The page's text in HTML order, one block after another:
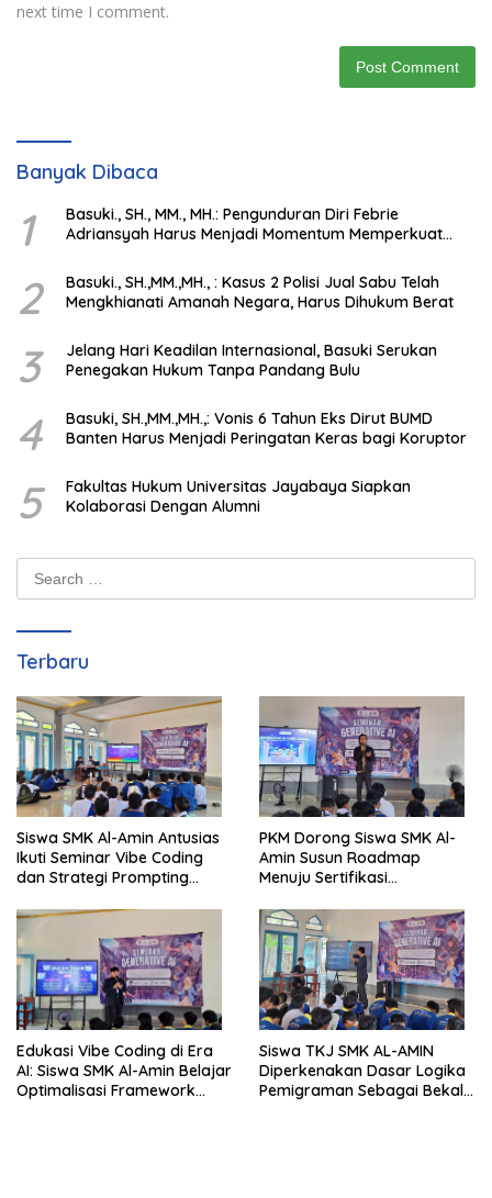
next time I comment.
Banyak Dibaca
1
Basuki., SH., MM., MH.: Pengunduran Diri Febrie
Adriansyah Harus Menjadi Momentum Memperkuat
2
Basuki., SH.,MM.,MH., : Kasus 2 Polisi Jual Sabu Telah
Mengkhianati Amanah Negara, Harus Dihukum Berat
3
Jelang Hari Keadilan Internasional, Basuki Serukan
Penegakan Hukum Tanpa Pandang Bulu
4
Basuki, SH.,MM.,MH.,: Vonis 6 Tahun Eks Dirut BUMD
Banten Harus Menjadi Peringatan Keras bagi Koruptor
5
Fakultas Hukum Universitas Jayabaya Siapkan
Kolaborasi Dengan Alumni
Search
for:
Terbaru
Siswa SMK Al-Amin Antusias
Ikuti Seminar Vibe Coding
dan Strategi Prompting
PKM Dorong Siswa SMK Al-
Amin Susun Roadmap
Menuju Sertifikasi
MikroTik
Edukasi Vibe Coding di Era
AI: Siswa SMK Al-Amin Belajar
Optimalisasi Framework
Siswa TKJ SMK AL-AMIN
Diperkenakan Dasar Logika
Pemigraman Sebagai Bekal